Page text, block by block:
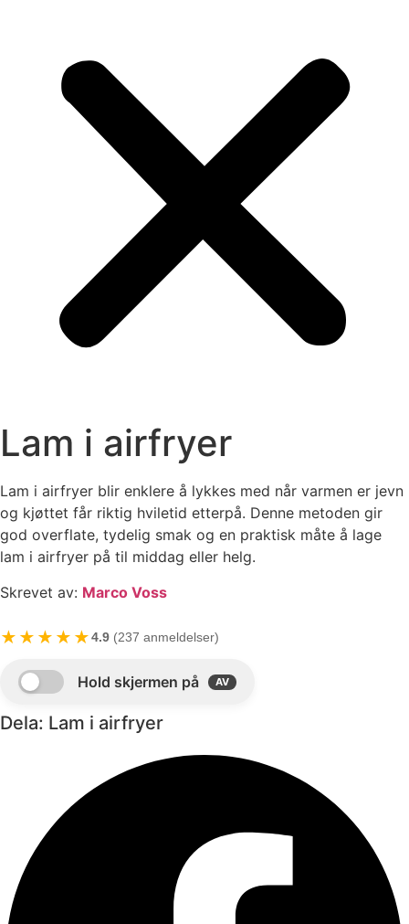
Lam i airfryer
Lam i airfryer blir enklere å lykkes med når varmen er jevn
og kjøttet får riktig hviletid etterpå. Denne metoden gir
god overflate, tydelig smak og en praktisk måte å lage
lam i airfryer på til middag eller helg.
Skrevet av: Marco Voss
★★★★★4.9 (237 anmeldelser)
Dela: Lam i airfryer